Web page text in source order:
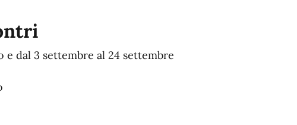
e dal 3 settembre al 24 settembre